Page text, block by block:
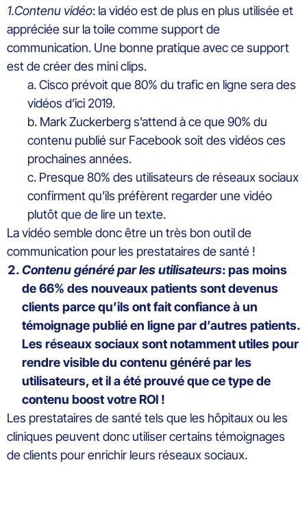
1.Contenu vidéo: la vidéo est de plus en plus utilisée et
appréciée sur la toile comme support de
communication. Une bonne pratique avec ce support
est de créer des mini clips.
a. Cisco prévoit que 80% du trafic en ligne sera des
vidéos d’ici 2019.
b. Mark Zuckerberg s’attend à ce que 90% du
contenu publié sur Facebook soit des vidéos ces
prochaines années.
c. Presque 80% des utilisateurs de réseaux sociaux
confirment qu’ils préfèrent regarder une vidéo
plutôt que de lire un texte.
La vidéo semble donc être un très bon outil de
communication pour les prestataires de santé !
Contenu généré par les utilisateurs: pas moins
de 66% des nouveaux patients sont devenus
clients parce qu’ils ont fait confiance à un
témoignage publié en ligne par d’autres patients.
Les réseaux sociaux sont notamment utiles pour
rendre visible du contenu généré par les
utilisateurs, et il a été prouvé que ce type de
contenu boost votre ROI !
Les prestataires de santé tels que les hôpitaux ou les
cliniques peuvent donc utiliser certains témoignages
de clients pour enrichir leurs réseaux sociaux.